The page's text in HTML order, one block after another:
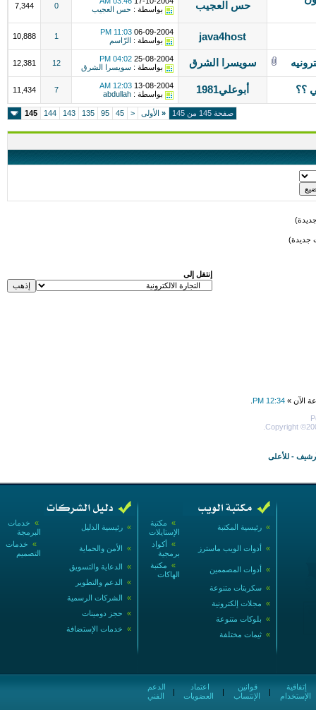
حس العجيب
بواسطة : حس العجيب 0
7,344
java4host
06-09-2004
11:03 PM
بواسطة :
الرّاسم 1
10,888
سويسرا الشرق 25-08-2004
04:02 PM
بواسطة : سويسرا الشرق 12
12,381
؟؟ أبوعلي1981 13-08-2004
12:03 AM
بواسطة : abdullah
7
11,434
صفحة 145 من 145 « الأولى <
45
95
135
143
144
145
جديدة)
إنتقل إلى
الآن » 12:34 PM
Copyright
- للأعلى
» خدمات
البرمجة
» رئيسية الدليل
» خدمات
التصميم
» الأمن والحماية
» الدعاية والتسويق
» الدعم والتطوير
» الشركات الرسمية
» حجز دومينات
» خدمات الإستضافة
» مكتبة
الإستايلات
» رئيسية المكتبة
» أكواد
برمجية
» أدوات الويب ماسترز
» مكتبة
الهاكات
» أدوات المصممين
» سكربتات متنوعة
» مجلات إلكترونية
» بلوكات متنوعة
» ثيمات مختلفة
الفني
|
العضويات
|
الإنتساب
|
الإستخدام